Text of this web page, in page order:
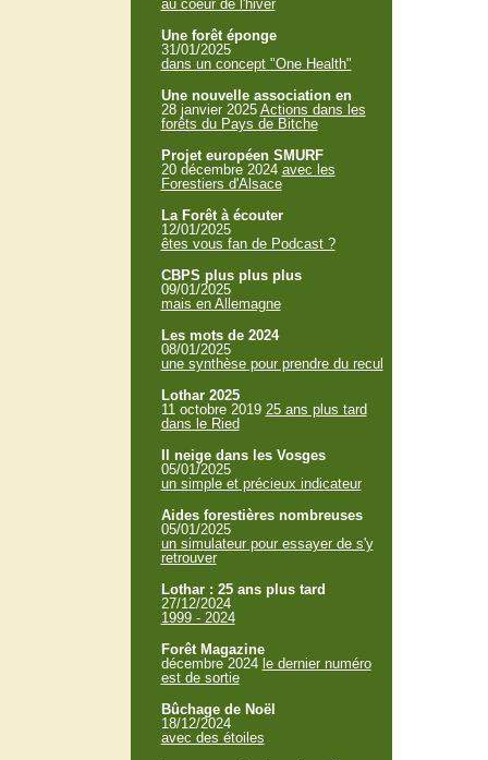
au coeur de l'hiver
Une forêt éponge
31/01/2025
dans un concept "One Health"
Une nouvelle association en
28 janvier 2025 Actions dans les
forêts du Pays de Bitche
Projet européen SMURF
20 décembre 2024 avec les
Forestiers d'Alsace
La Forêt à écouter
12/01/2025
êtes vous fan de Podcast ?
CBPS plus plus plus
09/01/2025
mais en Allemagne
Les mots de 2024
08/01/2025
une synthèse pour prendre du recul
Lothar 2025
11 octobre 2019 25 ans plus tard
dans le Ried
Il neige dans les Vosges
05/01/2025
un simple et précieux indicateur
Aides forestières nombreuses
05/01/2025
un simulateur pour essayer de s'y
retrouver
Lothar : 25 ans plus tard
27/12/2024
1999 - 2024
Forêt Magazine
décembre 2024 le dernier numéro
est de sortie
Bûchage de Noël
18/12/2024
avec des étoiles